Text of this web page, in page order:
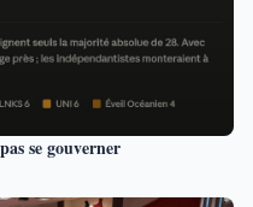
se gouverner